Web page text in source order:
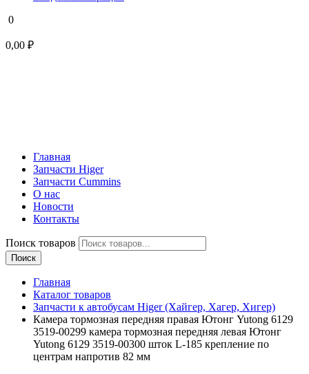
0
0,00 ₽
Главная
Запчасти Higer
Запчасти Cummins
О нас
Новости
Контакты
Поиск товаров
Поиск
Главная
Каталог товаров
Запчасти к автобусам Higer (Хайгер, Хагер, Хигер)
Камера тормозная передняя правая Ютонг Yutong 6129
3519-00299 камера тормозная передняя левая Ютонг
Yutong 6129 3519-00300 шток L-185 крепление по
центрам напротив 82 мм